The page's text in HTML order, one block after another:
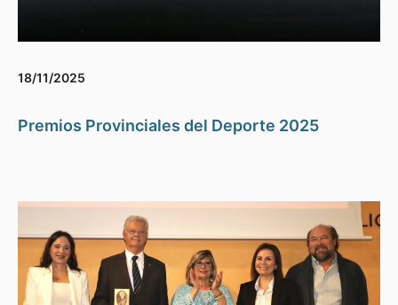
18/11/2025
Premios Provinciales del Deporte 2025